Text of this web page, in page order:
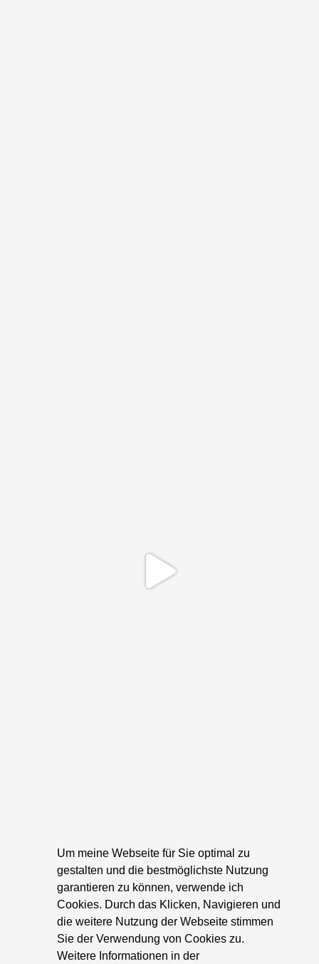
Um meine Webseite für Sie optimal zu
gestalten und die bestmöglichste Nutzung
garantieren zu können, verwende ich
Cookies. Durch das Klicken, Navigieren und
die weitere Nutzung der Webseite stimmen
Sie der Verwendung von Cookies zu.
Weitere Informationen in der